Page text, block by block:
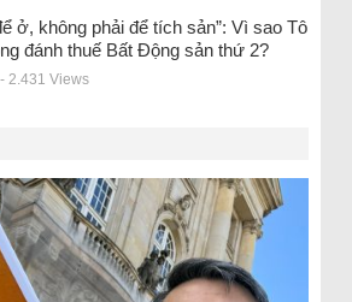
ở, không phải để tích sản”: Vì sao Tô
đánh thuế Bất Động sản thứ 2?
- 2.431 Views